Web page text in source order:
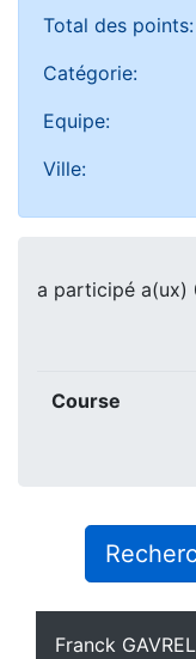
Total des points:
Catégorie:
Equipe:
Ville:
a participé a(ux)
Course
Franck